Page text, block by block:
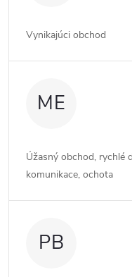
Vynikajúci obchod
ME
Úžasný obchod, rychlé
komunikace, ochota
PB